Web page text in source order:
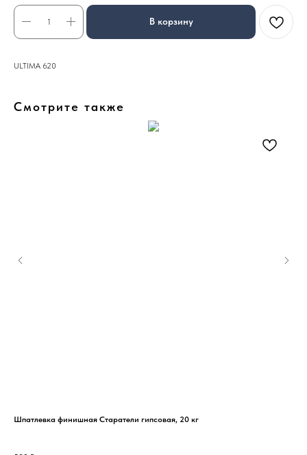
В корзину
ULTIMA 620
Смотрите также
Шпатлевка финишная Старатели гипсовая, 20 кг